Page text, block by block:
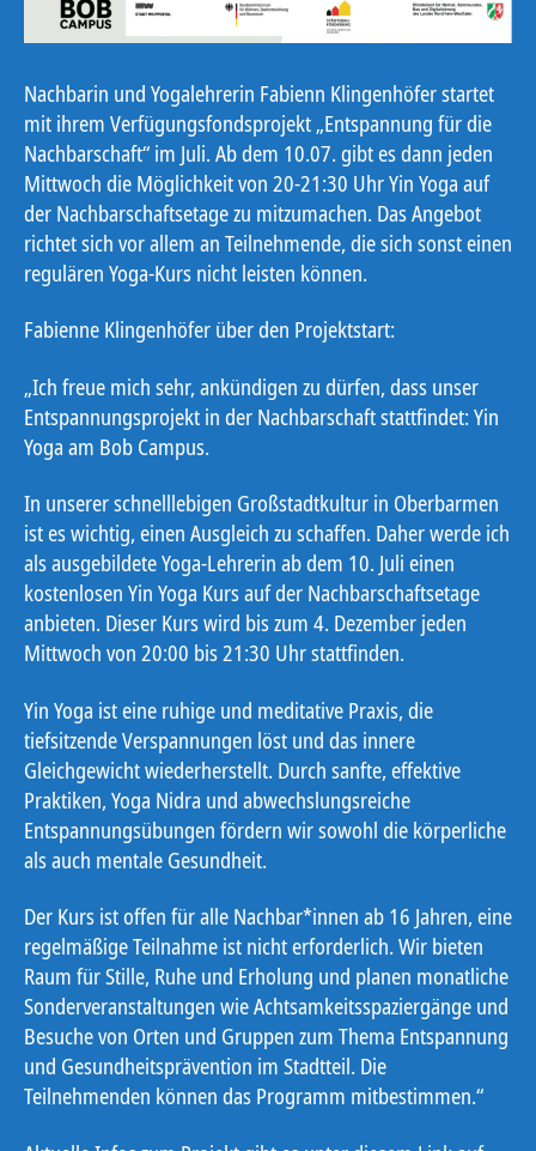
Nachbarin und Yogalehrerin Fabienn Klingenhöfer startet
mit ihrem Verfügungsfondsprojekt „Entspannung für die
Nachbarschaft“ im Juli. Ab dem 10.07. gibt es dann jeden
Mittwoch die Möglichkeit von 20-21:30 Uhr Yin Yoga auf
der Nachbarschaftsetage zu mitzumachen. Das Angebot
richtet sich vor allem an Teilnehmende, die sich sonst einen
regulären Yoga-Kurs nicht leisten können.
Fabienne Klingenhöfer über den Projektstart:
„Ich freue mich sehr, ankündigen zu dürfen, dass unser
Entspannungsprojekt in der Nachbarschaft stattfindet: Yin
Yoga am Bob Campus.
In unserer schnelllebigen Großstadtkultur in Oberbarmen
ist es wichtig, einen Ausgleich zu schaffen. Daher werde ich
als ausgebildete Yoga-Lehrerin ab dem 10. Juli einen
kostenlosen Yin Yoga Kurs auf der Nachbarschaftsetage
anbieten. Dieser Kurs wird bis zum 4. Dezember jeden
Mittwoch von 20:00 bis 21:30 Uhr stattfinden.
Yin Yoga ist eine ruhige und meditative Praxis, die
tiefsitzende Verspannungen löst und das innere
Gleichgewicht wiederherstellt. Durch sanfte, effektive
Praktiken, Yoga Nidra und abwechslungsreiche
Entspannungsübungen fördern wir sowohl die körperliche
als auch mentale Gesundheit.
Der Kurs ist offen für alle Nachbar*innen ab 16 Jahren, eine
regelmäßige Teilnahme ist nicht erforderlich. Wir bieten
Raum für Stille, Ruhe und Erholung und planen monatliche
Sonderveranstaltungen wie Achtsamkeitsspaziergänge und
Besuche von Orten und Gruppen zum Thema Entspannung
und Gesundheitsprävention im Stadtteil. Die
Teilnehmenden können das Programm mitbestimmen.“